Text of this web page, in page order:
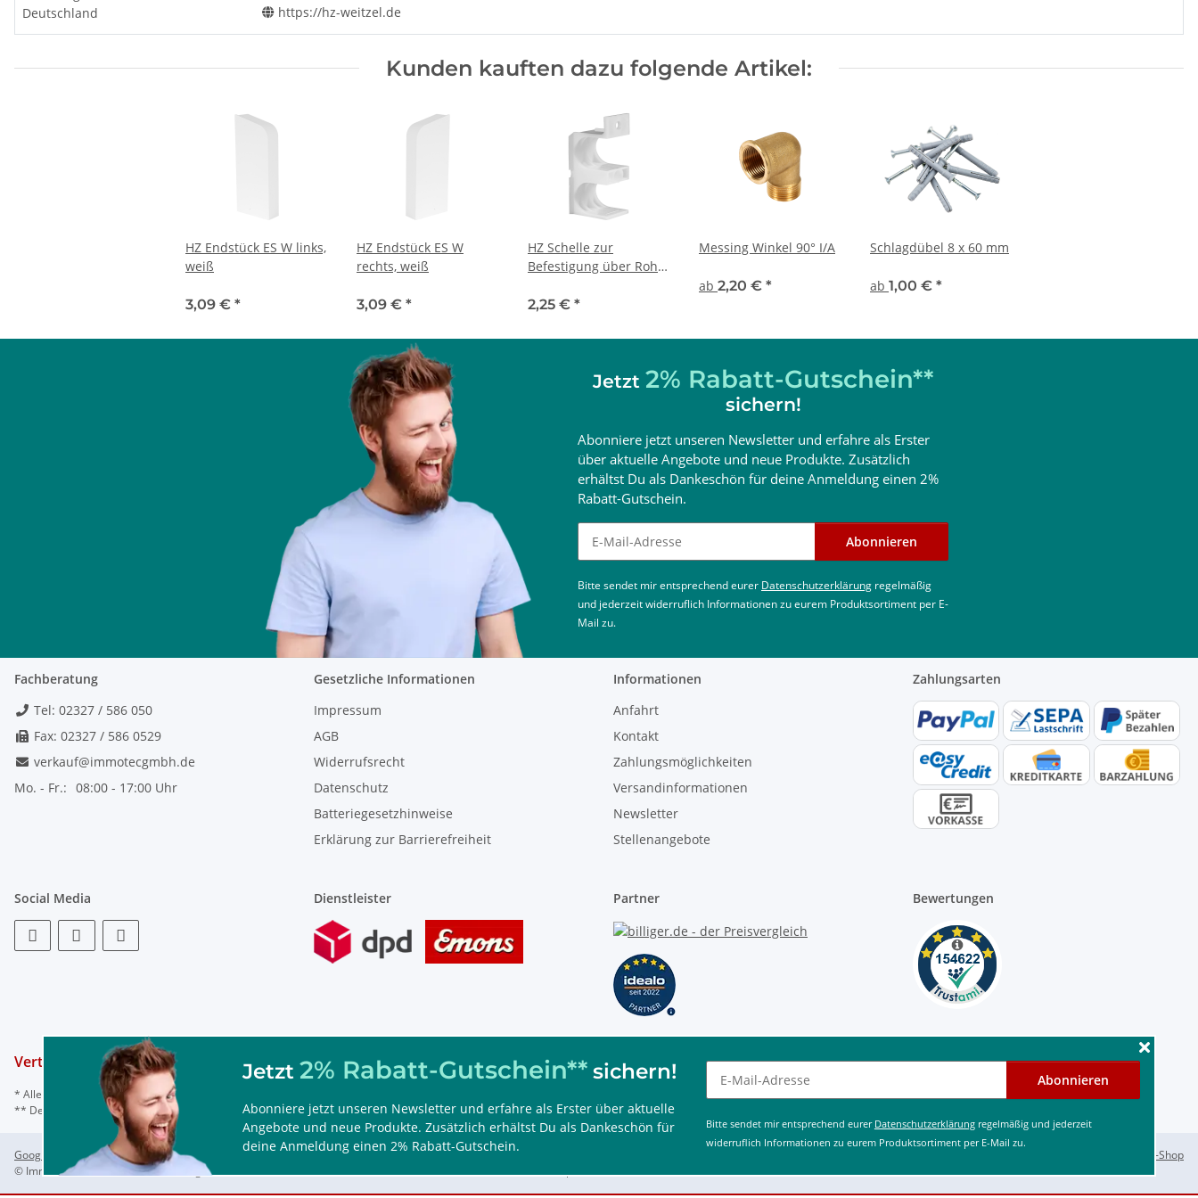
Deutschland
https://hz-weitzel.de
Kunden kauften dazu folgende Artikel:
HZ Endstück ES W links,
weiß
3,09 € *
HZ Endstück ES W
rechts, weiß
3,09 € *
HZ Schelle zur
Befestigung über Rohre
2,25 € *
Messing Winkel 90° I/A
ab 2,20 € *
Schlagdübel 8 x 60 mm
ab 1,00 € *
Jetzt2% Rabatt-Gutschein** sichern!
Abonniere jetzt unseren Newsletter und erfahre als Erster über aktuelle
Angebote und neue Produkte. Zusätzlich erhältst Du als Dankeschön für
deine Anmeldung einen 2% Rabatt-Gutschein.
Abonnieren
Bitte sendet mir entsprechend eurer Datenschutzerklärungregelmäßig und jederzeit
widerruflich Informationen zu eurem Produktsortiment per E-Mail zu.
Jetzt 2% Rabatt-Gutschein**
sichern!
Abonniere jetzt unseren Newsletter und erfahre als Erster
über aktuelle Angebote und neue Produkte. Zusätzlich
erhältst Du als Dankeschön für deine Anmeldung einen 2%
Rabatt-Gutschein.
Newsletter abonnieren Abonnieren
Bitte sendet mir entsprechend eurer Datenschutzerklärung regelmäßig
und jederzeit widerruflich Informationen zu eurem Produktsortiment per E-
Mail zu.
Fachberatung
Tel: 02327 / 586 050
Fax: 02327 / 586 0529
verkauf@immotecgmbh.de
Mo. - Fr.: 08:00 - 17:00 Uhr
Gesetzliche Informationen
Impressum
AGB
Widerrufsrecht
Datenschutz
Batteriegesetzhinweise
Erklärung zur Barrierefreiheit
Informationen
Anfahrt
Kontakt
Zahlungsmöglichkeiten
Versandinformationen
Newsletter
Stellenangebote
Zahlungsarten
Social Media Dienstleister Partner Bewertungen
Vertrag widerrufen
* Alle Preise inkl. gesetzl. Mehrwertsteuer, ggf. zzgl.
** Der Rabattcode ist nur einmal einlösbar, nicht mit anderen Rabattaktionen kombinierbar, nur im Onlineshop einlösbar und 60 Tage gültig.
Google Analytics deaktivierenStatus: Opt-Out-Cookie ist nicht gesetzt (Tracking aktiv)
© ImmoTec GmbH, Watermanns Weg 31a, 44866 Bochum/Deutschland, Tel. 02327 / 586050, www.immotecshop24.de 2026
JTL-Shop